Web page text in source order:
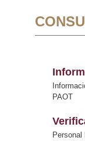
PAOT
Personal